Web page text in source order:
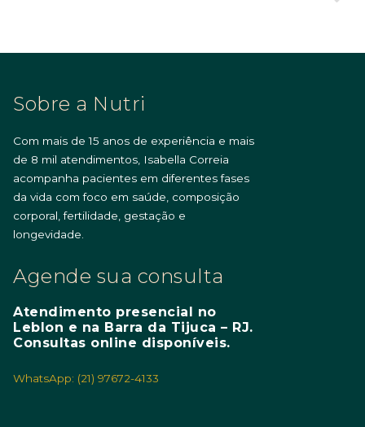
Sobre a Nutri
Com mais de 15 anos de experiência e mais
de 8 mil atendimentos, Isabella Correia
acompanha pacientes em diferentes fases
da vida com foco em saúde, composição
corporal, fertilidade, gestação e
longevidade.
Agende sua consulta
Atendimento presencial no
Leblon e na Barra da Tijuca – RJ.
Consultas online disponíveis.
WhatsApp: (21) 97672-4133